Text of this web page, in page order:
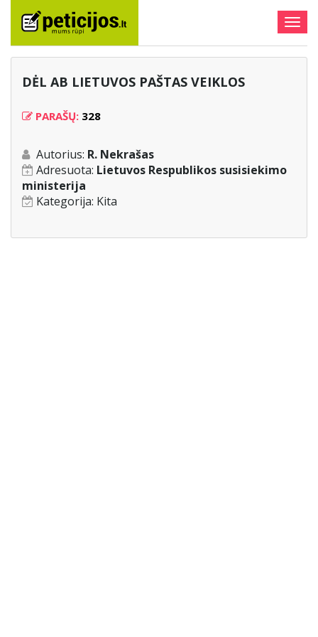
DĖL AB LIETUVOS PAŠTAS VEIKLOS
PARAŠŲ: 328
Autorius: R. Nekrašas
Adresuota: Lietuvos Respublikos susisiekimo
ministerija
Kategorija: Kita